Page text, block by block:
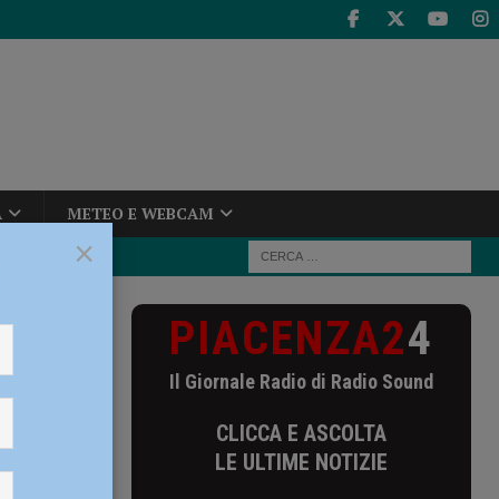
METEO E WEBCAM
PIACENZA24
Il Giornale Radio di Radio Sound
CLICCA E ASCOLTA
LE ULTIME NOTIZIE
×